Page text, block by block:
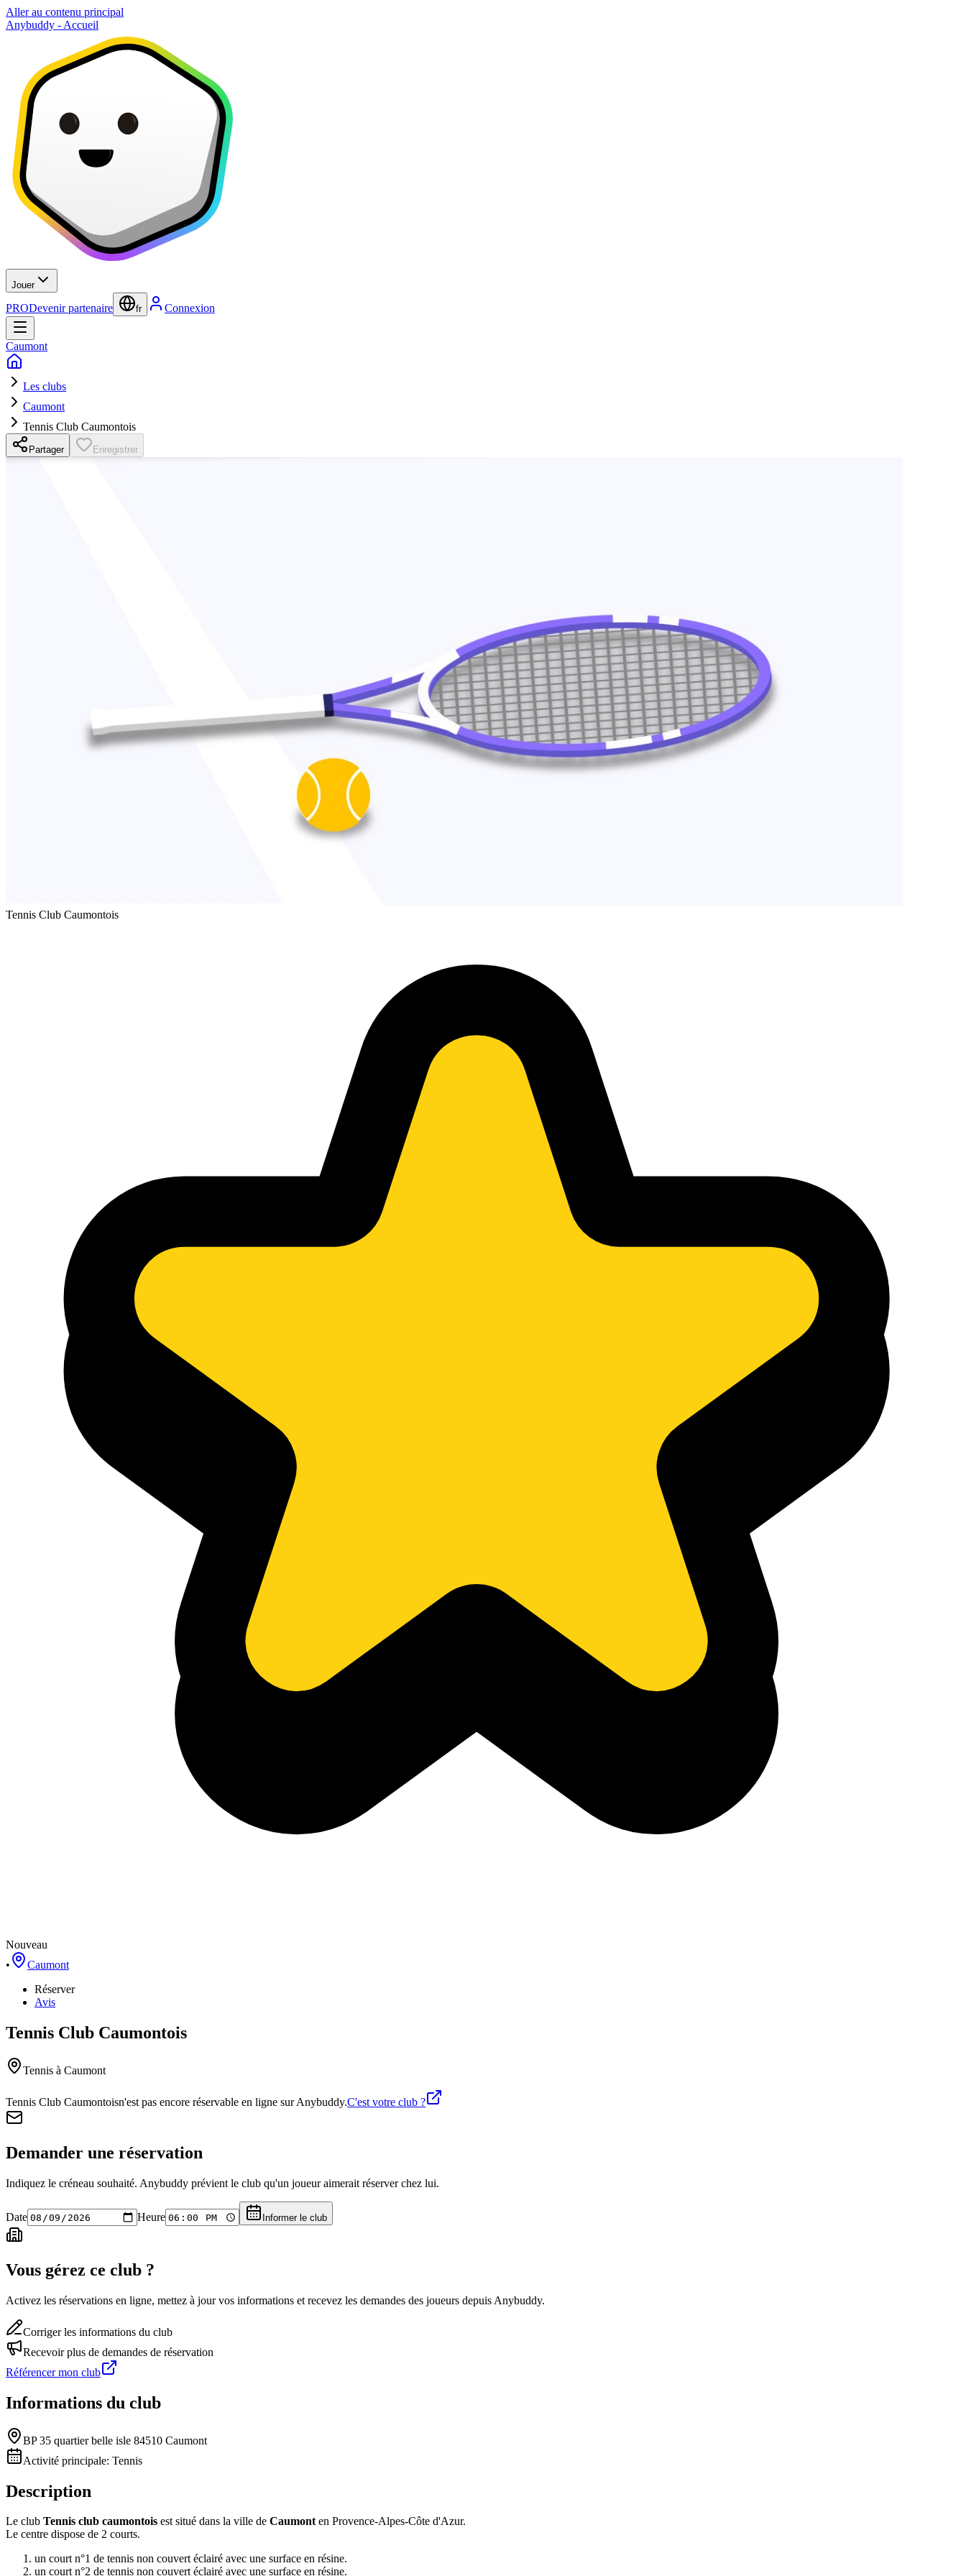
Aller au contenu principal
Anybuddy - Accueil
Jouer
PRODevenir partenaire fr Connexion
Caumont
Les clubs
Caumont
Tennis Club Caumontois
Partager Enregistrer
Tennis Club Caumontois
Nouveau
•
Caumont
Réserver
Avis
Tennis Club Caumontois
Tennis à Caumont
Tennis Club Caumontoisn'est pas encore réservable en ligne sur Anybuddy.C'est votre club ?
Demander une réservation
Indiquez le créneau souhaité. Anybuddy prévient le club qu'un joueur aimerait réserver chez lui.
Date Heure Informer le club
Vous gérez ce club ?
Activez les réservations en ligne, mettez à jour vos informations et recevez les demandes des joueurs depuis Anybuddy.
Corriger les informations du club
Recevoir plus de demandes de réservation
Référencer mon club
Informations du club
BP 35 quartier belle isle 84510 Caumont
Activité principale: Tennis
Description
Le club Tennis club caumontois est situé dans la ville de Caumonten Provence-Alpes-Côte d'Azur.
Le centre dispose de 2 courts.
un court n°1 de tennis non couvert éclairé avec une surface en résine.
un court n°2 de tennis non couvert éclairé avec une surface en résine.